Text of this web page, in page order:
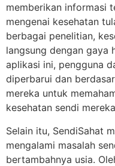
memberikan informasi
mengenai kesehatan
berbagai penelitian,
langsung dengan gaya
aplikasi ini, pengguna
diperbarui dan
mereka untuk
kesehatan sendi
Selain itu, SendiSahat
mengalami masalah
bertambahnya usia.